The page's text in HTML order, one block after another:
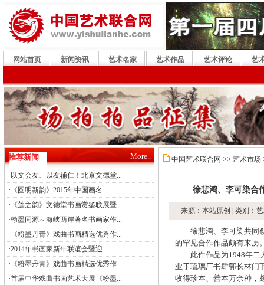
网站首页 新闻资讯 艺术名家 艺术作品 艺术评论 艺
推荐新闻 More..
· 以文会友、以友辅仁！北京文德堂...
· 《圆明新韵》2015年中国画名...
· 《莲之韵》文德堂书画赏鉴联展暨...
·翰墨同源～海峡两岸著名书画家作...
· 《粉墨丹青》戏曲书画精选优秀作...
·2014年书画家新年联谊会暨迎...
· 《粉墨丹青》戏曲书画精选优秀作...
·首届中华戏曲书画艺术大展《粉墨...
中国艺术联合网 >> 艺术市场
徐悲鸿、李可染合
来源：本站原创 | 类别：
徐悲鸿、李可染共同创
的罕见合作作品颇有来历
此件作品为1948年二人
业于琉璃厂书肆郭长林门
收得珍本、善本万余种，